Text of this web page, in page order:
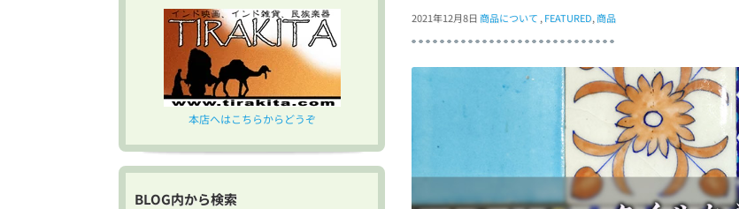
2021年12月8日商品について , FEATURED,商品
本店へはこちらからどうぞ
BLOG内から検索